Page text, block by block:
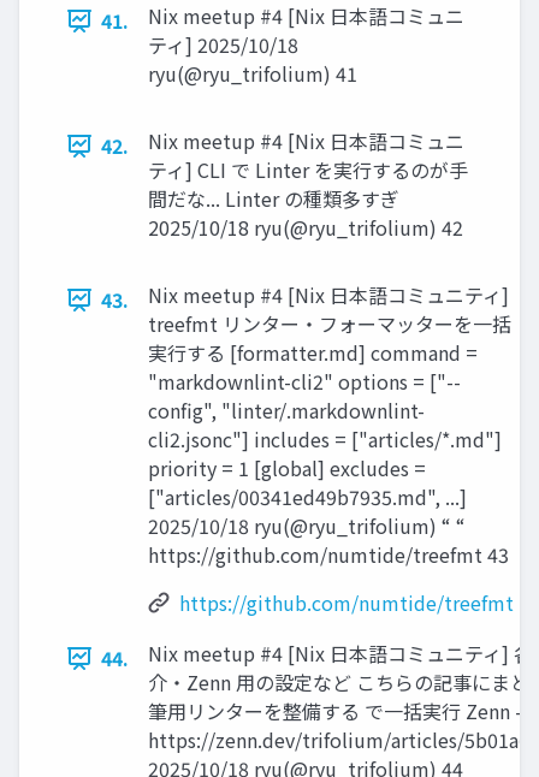
41.
Nix meetup #4 [Nix 日本語コミュニ
ティ] 2025/10/18
ryu(@ryu_trifolium) 41
42.
Nix meetup #4 [Nix 日本語コミュニ
ティ] CLI で Linter を実行するのが手
間だな... Linter の種類多すぎ
2025/10/18 ryu(@ryu_trifolium) 42
43.
Nix meetup #4 [Nix 日本語コミュニティ]
treefmt リンター・フォーマッターを一括
実行する [formatter.md] command =
"markdownlint-cli2" options = ["--
config", "linter/.markdownlint-
cli2.jsonc"] includes = ["articles/*.md"]
priority = 1 [global] excludes =
["articles/00341ed49b7935.md", ...]
2025/10/18 ryu(@ryu_trifolium) “ “
https://github.com/numtide/treefmt 43
https://github.com/numtide/treefmt
44.
Nix meetup #4 [Nix 日本語コミュニティ] 各
介・Zenn 用の設定など こちらの記事にまと
筆用リンターを整備する で一括実行 Zenn -
https://zenn.dev/trifolium/articles/
2025/10/18 ryu(@ryu_trifolium) 44